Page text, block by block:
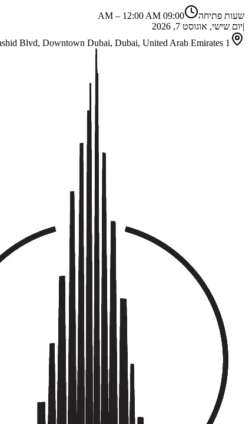
שעות פתיחה 09:00 AM
– 12:00 AM
|יום שישי, אוגוסט 7, 2026
1 Sheikh Mohammed bin Rashid Blvd, Downtown Dubai, Dubai, United Arab Emirates